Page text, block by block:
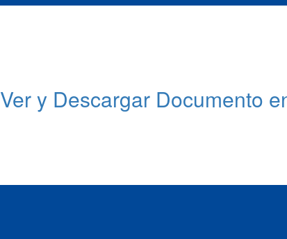
Ver y Descargar Documento